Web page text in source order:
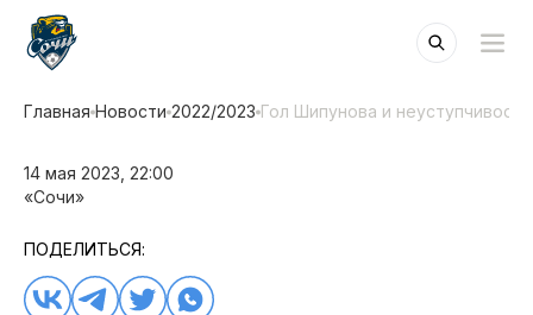
Главная Новости 2022/2023 Гол Шипунова и
14 мая 2023, 22:00
«Сочи»
ПОДЕЛИТЬСЯ: